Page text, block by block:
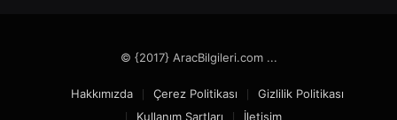
© {2017} AracBilgileri.com ...
Hakkımızda Çerez Politikası
Gizlilik Politikası
Kullanım Şartları
İletişim